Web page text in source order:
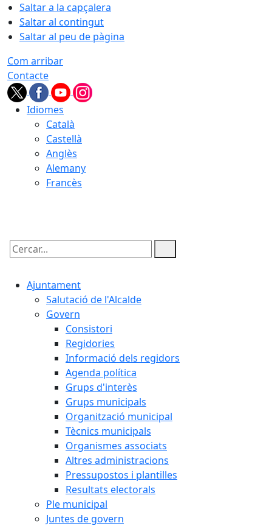
Saltar a la capçalera
Saltar al contingut
Saltar al peu de pàgina
Com arribar
Contacte
Idiomes
Català
Castellà
Anglès
Alemany
Francès
Cercar:
Ajuntament
Salutació de l'Alcalde
Govern
Consistori
Regidories
Informació dels regidors
Agenda política
Grups d'interès
Grups municipals
Organització municipal
Tècnics municipals
Organismes associats
Altres administracions
Pressupostos i plantilles
Resultats electorals
Ple municipal
Juntes de govern